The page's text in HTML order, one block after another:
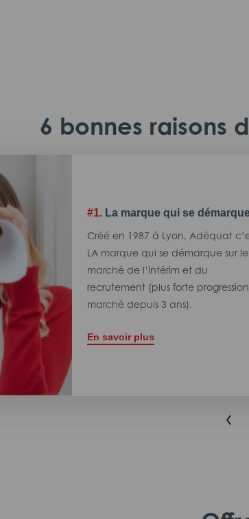
6 bonnes raisons
#1. La marque qui se
Créé en 1987 à Lyon, Adéquat
LA marque qui se démarque sur le
marché de l’intérim et du
recrutement (plus forte
marché depuis 3 ans).
En savoir plus